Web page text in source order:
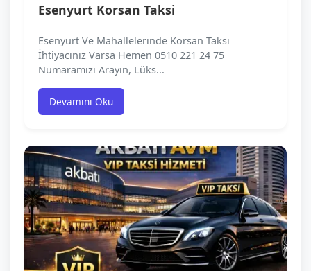
Esenyurt Korsan Taksi
Esenyurt Ve Mahallelerinde Korsan Taksi
İhtiyacınız Varsa Hemen 0510 221 24 75
Numaramızı Arayın, Lüks...
Devamını Oku